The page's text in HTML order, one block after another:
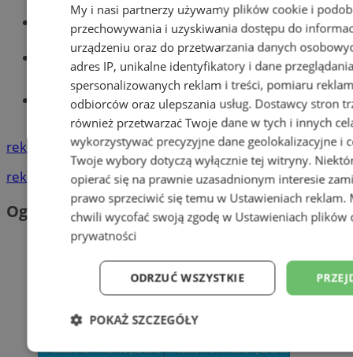
Wiadomości kryminalne w Wodzisławiu
Wiadomości lokalne
Tworzenie stron www - Wodzisław
Śląski
reklama
reklama
Ogłoszenia
My i nasi partnerzy używamy plików cookie i
przechowywania i uzyskiwania dostępu do
urządzeniu oraz do przetwarzania danych
adres IP, unikalne identyfikatory i dane
spersonalizowanych reklam i treści, pomiaru
odbiorców oraz ulepszania usług. Dostawcy stron
również przetwarzać Twoje dane w tych i innych
wykorzystywać precyzyjne dane geolokalizacyjne i
Twoje wybory dotyczą wyłącznie tej witryny.
opierać się na prawnie uzasadnionym interesie
prawo sprzeciwić się temu w Ustawieniach reklam.
chwili wycofać swoją zgodę w Ustawieniach plików
prywatności
ODRZUĆ WSZYSTKIE
POKAŻ SZCZEGÓŁY